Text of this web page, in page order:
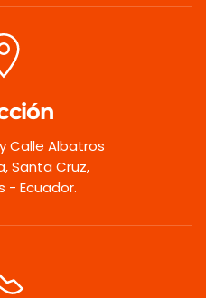
Calle Albatros
Santa Cruz,
- Ecuador.